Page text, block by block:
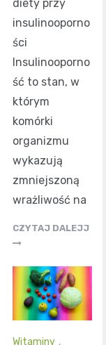
diety przy
insulinooporno
ści
Insulinooporno
ść to stan, w
którym
komórki
organizmu
wykazują
zmniejszoną
wrażliwość na
CZYTAJ DALEJJ
Witaminy ,